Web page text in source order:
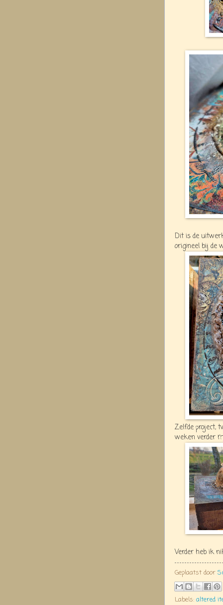
Dit is de
origineel bij de
Zelfde project,
weken verder
Verder heb ik
Geplaatst door
Labels: altered